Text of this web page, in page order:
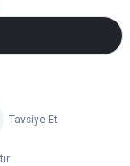
Tavsiye Et